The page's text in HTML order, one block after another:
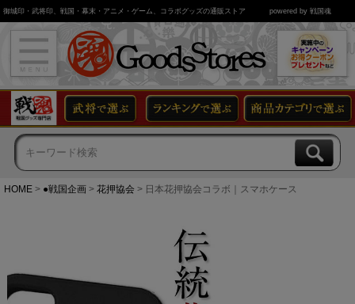
御城印・武将印、戦国・幕末・アニメ・ゲーム、コラボグッズの通販ストア powered by 戦国魂
HOME ●戦国企画 花押協会 日本花押協会コラボ｜スマホケース